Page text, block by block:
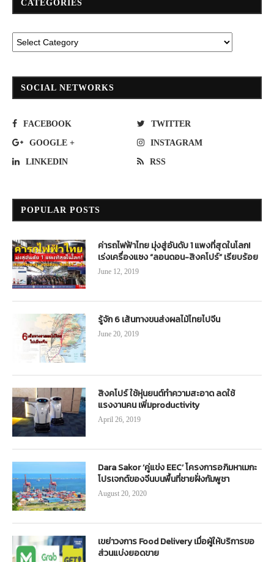
CATEGORIES
SOCIAL NETWORKS
FACEBOOK TWITTER
GOOGLE + INSTAGRAM
LINKEDIN RSS
POPULAR POSTS
ค่ารถไฟฟ้าไทย มุ่งสู่อันดับ 1 แพงที่สุดในโลก!
เร่งเครื่องแซง “ลอนดอน-สิงคโปร์” เรียบร้อย
June 12, 2019
รู้จัก 6 เส้นทางขนส่งผลไม้ไทยไปจีน
June 20, 2019
สิงคโปร์ ใช้หุ่นยนต์ทำความสะอาด ลดใช้
แรงงานคน เพิ่มproductivity
April 26, 2019
Dara Sakor ‘คู่แข่ง EEC’ โครงการอภิมหาเมกะ
โปรเจกต์ของจีนบนพื้นที่ชายฝั่งกัมพูชา
August 20, 2020
เขย่าวงการ Food Delivery เมื่อผู้ให้บริการขอ
ส่วนแบ่งยอดขาย